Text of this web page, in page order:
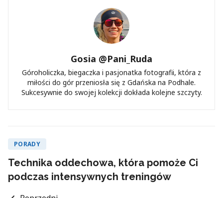
Gosia @Pani_Ruda
Góroholiczka, biegaczka i pasjonatka fotografii, która z
miłości do gór przeniosła się z Gdańska na Podhale.
Sukcesywnie do swojej kolekcji dokłada kolejne szczyty.
PORADY
Technika oddechowa, która pomoże Ci
podczas intensywnych treningów